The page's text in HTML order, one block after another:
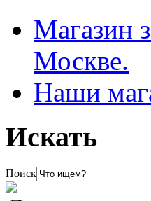
Магазин
Москве.
Наши
Искать
Поиск